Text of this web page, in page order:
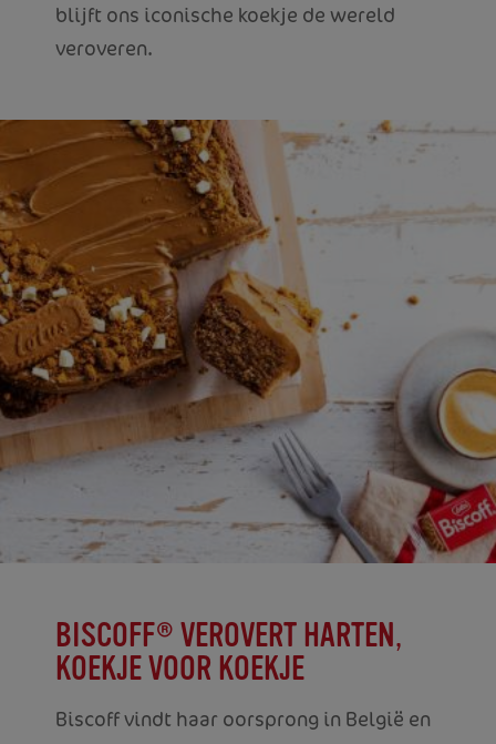
blijft ons iconische koekje de wereld
veroveren.
BISCOFF® VEROVERT HARTEN,
KOEKJE VOOR KOEKJE
Biscoff vindt haar oorsprong in België en